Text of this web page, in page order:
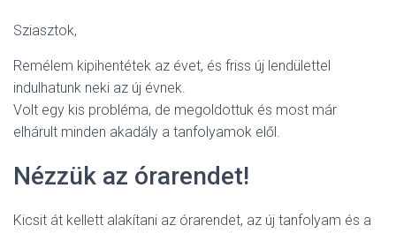
Sziasztok,
Remélem kipihentétek az évet, és friss új lendülettel
indulhatunk neki az új évnek.
Volt egy kis probléma, de megoldottuk és most már
elhárult minden akadály a tanfolyamok elől.
Nézzük az órarendet!
Kicsit át kellett alakítani az órarendet, az új tanfolyam és a